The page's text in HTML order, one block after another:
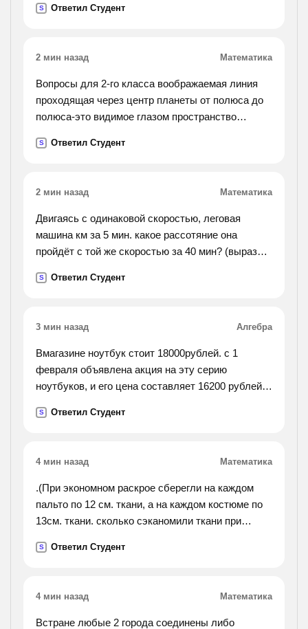
S Ответил Студент
2 мин назад Математика
Вопросы для 2-го класса воображаемая линия
проходящая через центр планеты от полюса до
полюса-это видимое глазом пространство
соеженяется с землёй-это
S Ответил Студент
2 мин назад Математика
Двигаясь с одинаковой скоростью, леговая
машина км за 5 мин. какое рассотяние она
пройдёт с той же скоростью за 40 мин? (вырази 6
S Ответил Студент
3 мин назад Алгебра
Вмагазине ноутбук стоит 18000рублей. с 1
февраля объявлена акция на эту серию
ноутбуков, и его цена составляет 16200 рублей.
S Ответил Студент
4 мин назад Математика
.(При экономном раскрое сберегли на каждом
пальто по 12 см. ткани, а на каждом костюме по
13см. ткани. сколько сэканомили ткани при
детских пальто можно сшить из сэканомленной
S Ответил Студент
4 мин назад Математика
Встране любые 2 города соединены либо